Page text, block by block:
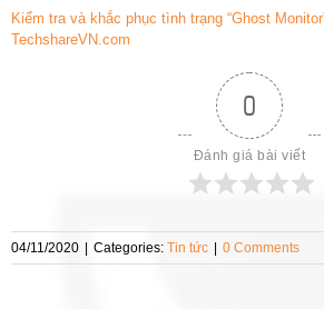
Kiểm tra và khắc phục tình trạng “Ghost
TechshareVN.com
0
Đánh giá bài viết
04/11/2020 | Categories: Tin tức | 0 Comments